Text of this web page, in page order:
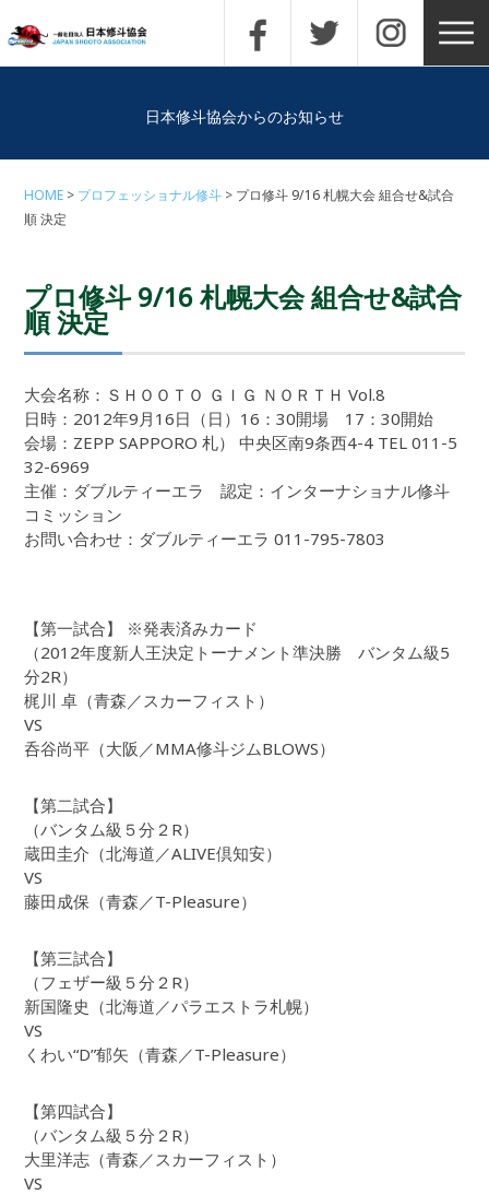
日本修斗協会からのお知らせ
HOME プロフェッショナル修斗
プロ修斗 9/16 札幌大会 組合せ&試合
順 決定
プロ修斗 9/16 札幌大会 組合せ&試合
順 決定
大会名称：ＳＨＯＯＴＯ ＧＩＧ ＮＯＲＴＨ Vol.8
日時：2012年9月16日（日）16：30開場 17：30開始
会場：ZEPP SAPPORO 札） 中央区南9条西4-4 TEL 011-5
32-6969
主催：ダブルティーエラ 認定：インターナショナル修斗
コミッション
お問い合わせ：ダブルティーエラ 011-795-7803
【第一試合】 ※発表済みカード
（2012年度新人王決定トーナメント準決勝 バンタム級5
分2R）
梶川 卓（青森／スカーフィスト）
VS
呑谷尚平（大阪／MMA修斗ジムBLOWS）
【第二試合】
（バンタム級５分２R）
蔵田圭介（北海道／ALIVE倶知安）
VS
藤田成保（青森／T-Pleasure）
【第三試合】
（フェザー級５分２R）
新国隆史（北海道／パラエストラ札幌）
VS
くわい“D”郁矢（青森／T-Pleasure）
【第四試合】
（バンタム級５分２R）
大里洋志（青森／スカーフィスト）
VS